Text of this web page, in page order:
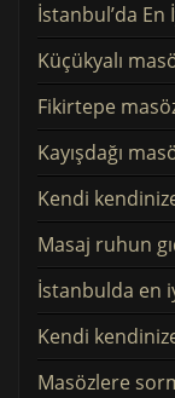
İstanbul’da En
Küçükyalı
Fikirtepe
Kayışdağı
Kendi
Masaj ruhun
İstanbulda en
Kendi
Masözlere